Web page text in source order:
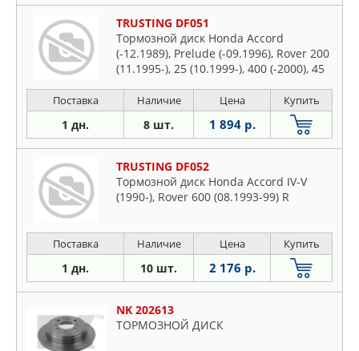
TRUSTING DF051
Тормозной диск Honda Accord
(-12.1989), Prelude (-09.1996), Rover 200
(11.1995-), 25 (10.1999-), 400 (-2000), 45
Поставка Наличие Цена Купить
1 дн. 8 шт. 1 894 р.
TRUSTING DF052
Тормозной диск Honda Accord IV-V
(1990-), Rover 600 (08.1993-99) R
Поставка Наличие Цена Купить
1 дн. 10 шт. 2 176 р.
NK 202613
ТОРМОЗНОЙ ДИСК